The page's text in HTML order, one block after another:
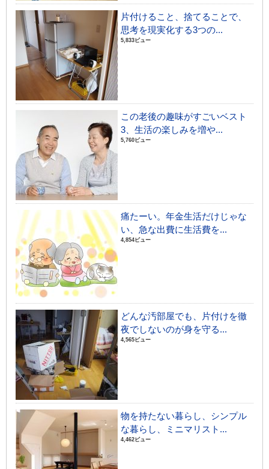
片付けること、捨てることで、
思考を現実化する3つの...
5,833ビュー
この老後の趣味がすごいベスト
3、生活の楽しみを増や...
5,760ビュー
痛たーい。年金生活だけじゃな
い、急な出費に生活費を...
4,854ビュー
どんな汚部屋でも、片付けを徹
夜でしないのが身を守る...
4,565ビュー
物を持たない暮らし、シンプル
な暮らし、ミニマリスト...
4,462ビュー